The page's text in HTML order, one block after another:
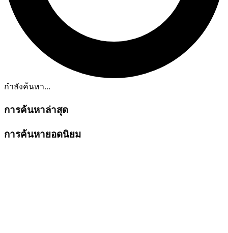
กำลังค้นหา...
การค้นหาล่าสุด
การค้นหายอดนิยม